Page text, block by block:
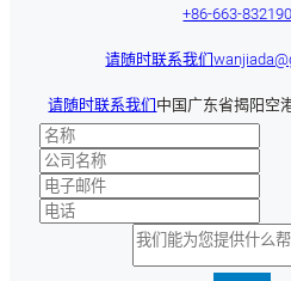
+86-663-
请随时联系我们
请随时联系我们中国广东省揭阳空